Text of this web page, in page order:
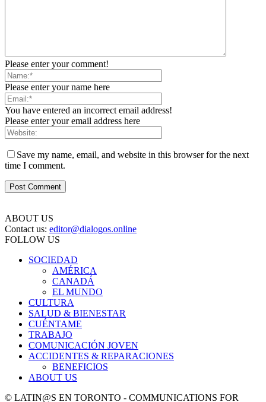
Please enter your comment!
Please enter your name here
You have entered an incorrect email address!
Please enter your email address here
Save my name, email, and website in this browser for the next
time I comment.
ABOUT US
Contact us: editor@dialogos.online
FOLLOW US
SOCIEDAD
AMÉRICA
CANADÁ
EL MUNDO
CULTURA
SALUD & BIENESTAR
CUÉNTAME
TRABAJO
COMUNICACIÓN JOVEN
ACCIDENTES & REPARACIONES
BENEFICIOS
ABOUT US
© LATIN@S EN TORONTO - COMMUNICATIONS FOR